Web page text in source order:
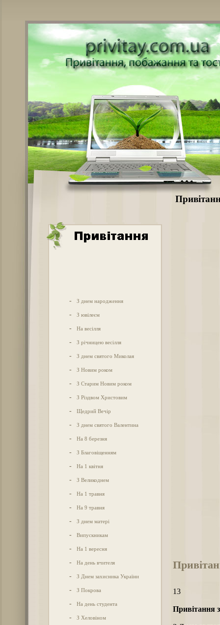
- З днем народження
- З ювілеєм
- На весілля
- З річницею весілля
- З днем святого Миколая
- З Новим роком
- З Старим Новим роком
- З Різдвом Христовим
- Щедрий Вечір
- З днем святого Валентина
- На 8 березня
- З Благовіщенням
- На 1 квітня
- З Великоднем
- На 1 травня
- На 9 травня
- З днем матері
- Випускникам
- На 1 вересня
- На день вчителя
- З Днем захисника України
- З Покрова
- На день студента
- З Хеловіном
13
Привітання